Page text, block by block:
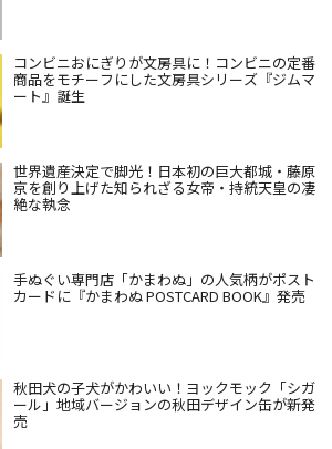
コンビニおにぎりが文房具に！コンビニの定番
商品をモチーフにした文房具シリーズ『ジムマ
ート』誕生
世界遺産決定で脚光！日本初の巨大都城・藤原
京を創り上げた知られざる女帝・持統天皇の凄
絶な執念
手ぬぐい専門店「かまわぬ」の人気柄がポスト
カードに『かまわぬ POSTCARD BOOK』発売
秋田犬の子犬がかわいい！ヨックモック「シガ
ール」地域バージョンの秋田デザイン缶が新発
売